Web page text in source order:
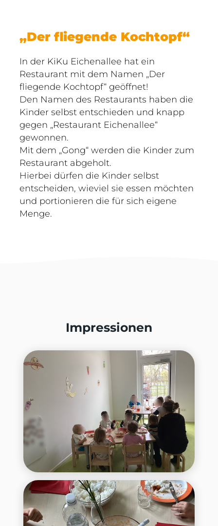
„Der fliegende Kochtopf“
In der KiKu Eichenallee hat ein
Restaurant mit dem Namen „Der
fliegende Kochtopf“ geöffnet!
Den Namen des Restaurants haben die
Kinder selbst entschieden und knapp
gegen „Restaurant Eichenallee“
gewonnen.
Mit dem „Gong“ werden die Kinder zum
Restaurant abgeholt.
Hierbei dürfen die Kinder selbst
entscheiden, wieviel sie essen möchten
und portionieren die für sich eigene
Menge.
Impressionen